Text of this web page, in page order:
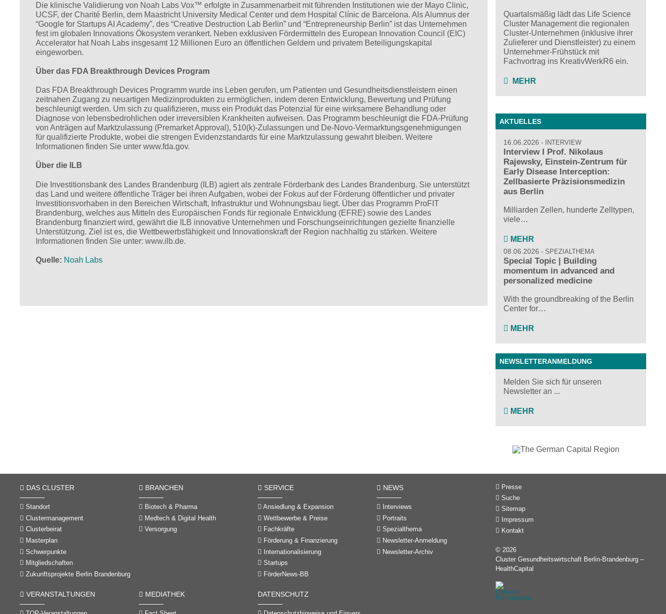
Die klinische Validierung von Noah Labs Vox™ erfolgte in Zusammenarbeit mit führenden Institutionen wie der Mayo Clinic,
UCSF, der Charité Berlin, dem Maastricht University Medical Center und dem Hospital Clínic de Barcelona. Als Alumnus der
“Google for Startups AI Academy”, des “Creative Destruction Lab Berlin” und “Entrepreneurship Berlin” ist das Unternehmen
fest im globalen Innovations Ökosystem verankert. Neben exklusiven Fördermitteln des European Innovation Council (EIC)
Accelerator hat Noah Labs insgesamt 12 Millionen Euro an öffentlichen Geldern und privatem Beteiligungskapital
eingeworben.
Über das FDA Breakthrough Devices Program
Das FDA Breakthrough Devices Programm wurde ins Leben gerufen, um Patienten und Gesundheitsdienstleistern einen
zeitnahen Zugang zu neuartigen Medizinprodukten zu ermöglichen, indem deren Entwicklung, Bewertung und Prüfung
beschleunigt werden. Um sich zu qualifizieren, muss ein Produkt das Potenzial für eine wirksamere Behandlung oder
Diagnose von lebensbedrohlichen oder irreversiblen Krankheiten aufweisen. Das Programm beschleunigt die FDA-Prüfung
von Anträgen auf Marktzulassung (Premarket Approval), 510(k)-Zulassungen und De-Novo-Vermarktungsgenehmigungen
für qualifizierte Produkte, wobei die strengen Evidenzstandards für eine Marktzulassung gewahrt bleiben. Weitere
Informationen finden Sie unter www.fda.gov.
Über die ILB
Die Investitionsbank des Landes Brandenburg (ILB) agiert als zentrale Förderbank des Landes Brandenburg. Sie unterstützt
das Land und weitere öffentliche Träger bei ihren Aufgaben, wobei der Fokus auf der Förderung öffentlicher und privater
Investitionsvorhaben in den Bereichen Wirtschaft, Infrastruktur und Wohnungsbau liegt. Über das Programm ProFIT
Brandenburg, welches aus Mitteln des Europäischen Fonds für regionale Entwicklung (EFRE) sowie des Landes
Brandenburg finanziert wird, gewährt die ILB innovative Unternehmen und Forschungseinrichtungen gezielte finanzielle
Unterstützung. Ziel ist es, die Wettbewerbsfähigkeit und Innovationskraft der Region nachhaltig zu stärken. Weitere
Informationen finden Sie unter: www.ilb.de.
Quelle Noah Labs
Quartalsmäßig lädt das Life Science
Cluster Management die regionalen
Cluster-Unternehmen (inklusive ihrer
Zulieferer und Dienstleister) zu einem
Unternehmer-Frühstück mit
Fachvortrag ins KreativWerkR6 ein.
MEHR
AKTUELLES
16.06.2026 INTERVIEW
Interview I Prof. Nikolaus
Rajewsky, Einstein-Zentrum für
Early Disease Interception:
Zellbasierte Präzisionsmedizin
aus Berlin
Milliarden Zellen, hunderte Zelltypen,
viele…
MEHR
08.06.2026 SPEZIALTHEMA
Special Topic | Building
momentum in advanced and
personalized medicine
With the groundbreaking of the Berlin
Center for…
MEHR
NEWSLETTERANMELDUNG
Melden Sie sich für unseren
Newsletter an ...
MEHR
DAS CLUSTER
Standort
Clustermanagement
Clusterbeirat
Masterplan
Schwerpunkte
Mitgliedschaften
Zukunftsprojekte Berlin Brandenburg
BRANCHEN
Biotech & Pharma
Medtech & Digital Health
Versorgung
SERVICE
Ansiedlung & Expansion
Wettbewerbe & Preise
Fachkräfte
Förderung & Finanzierung
Internationalisierung
Startups
FörderNews-BB
NEWS
Interviews
Portraits
Spezialthema
Newsletter-Anmeldung
Newsletter-Archiv
VERANSTALTUNGEN MEDIATHEK DATENSCHUTZ
Presse
Suche
Sitemap
Impressum
Kontakt
© 2026
Cluster Gesundheitswirtschaft Berlin-Brandenburg –
HealthCapital